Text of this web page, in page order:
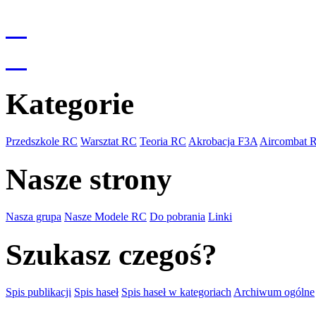
Kategorie
Przedszkole RC Warsztat RC Teoria RC Akrobacja F3A Aircombat
Nasze strony
Nasza grupa Nasze Modele RC Do pobrania Linki
Szukasz czegoś?
Spis publikacji Spis haseł Spis haseł w kategoriach Archiwum ogólne